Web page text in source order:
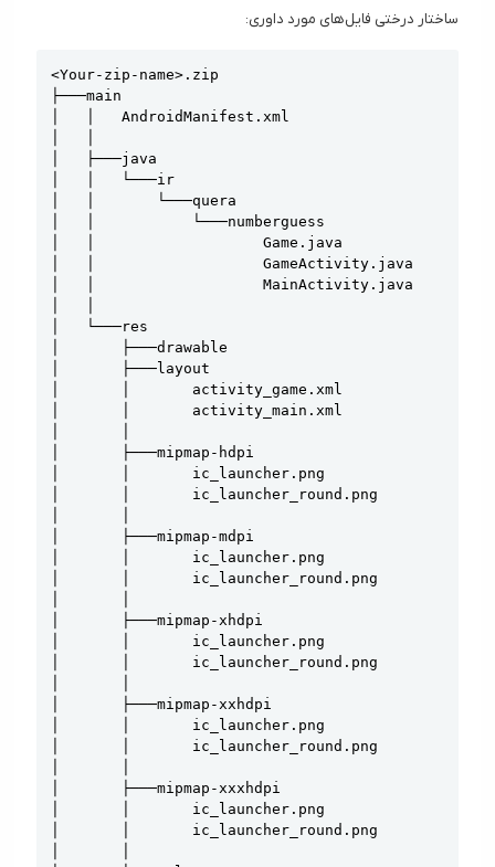
ساختار درختی فایل‌های مورد داوری:
<Your-zip-name>.zip
├───main
│   │   AndroidManifest.xml
│   ├───java
│   │   └───ir
│   │       └───quera
│   │           └───numberguess
│   │                   Game.java
│   │                   GameActivity.java
│   │                   MainActivity.java
│   └───res
│       ├───drawable
│       ├───layout
│       │       activity_game.xml
│       │       activity_main.xml
│       ├───mipmap-hdpi
│       │       ic_launcher.png
│       │       ic_launcher_round.png
│       ├───mipmap-mdpi
│       │       ic_launcher.png
│       │       ic_launcher_round.png
│       ├───mipmap-xhdpi
│       │       ic_launcher.png
│       │       ic_launcher_round.png
│       ├───mipmap-xxhdpi
│       │       ic_launcher.png
│       │       ic_launcher_round.png
│       ├───mipmap-xxxhdpi
│       │       ic_launcher.png
│       │       ic_launcher_round.png